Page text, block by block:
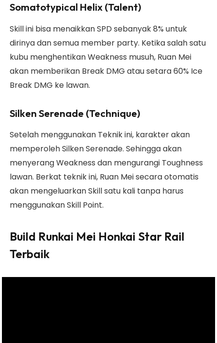
Somatotypical Helix (Talent)
Skill ini bisa menaikkan SPD sebanyak 8% untuk
dirinya dan semua member party. Ketika salah satu
kubu menghentikan Weakness musuh, Ruan Mei
akan memberikan Break DMG atau setara 60% Ice
Break DMG ke lawan.
Silken Serenade (Technique)
Setelah menggunakan Teknik ini, karakter akan
memperoleh Silken Serenade. Sehingga akan
menyerang Weakness dan mengurangi Toughness
lawan. Berkat teknik ini, Ruan Mei secara otomatis
akan mengeluarkan Skill satu kali tanpa harus
menggunakan Skill Point.
Build Runkai Mei Honkai Star Rail
Terbaik